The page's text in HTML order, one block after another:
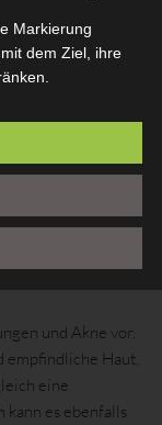
und Akne vor.
empfindliche Haut,
eine
es ebenfalls
Markierung
dem Ziel, ihre
Verarbeitung
dass diese
bezüglich
analysieren oder